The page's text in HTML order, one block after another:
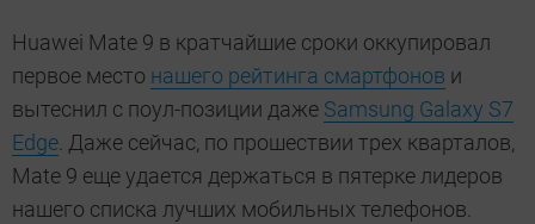
Huawei Mate 9 в кратчайшие сроки оккупировал
первое место нашего рейтинга смартфонов и
вытеснил с поул-позиции даже Samsung Galaxy S7
Edge. Даже сейчас, по прошествии трех кварталов,
Mate 9 еще удается держаться в пятерке лидеров
нашего списка лучших мобильных телефонов.